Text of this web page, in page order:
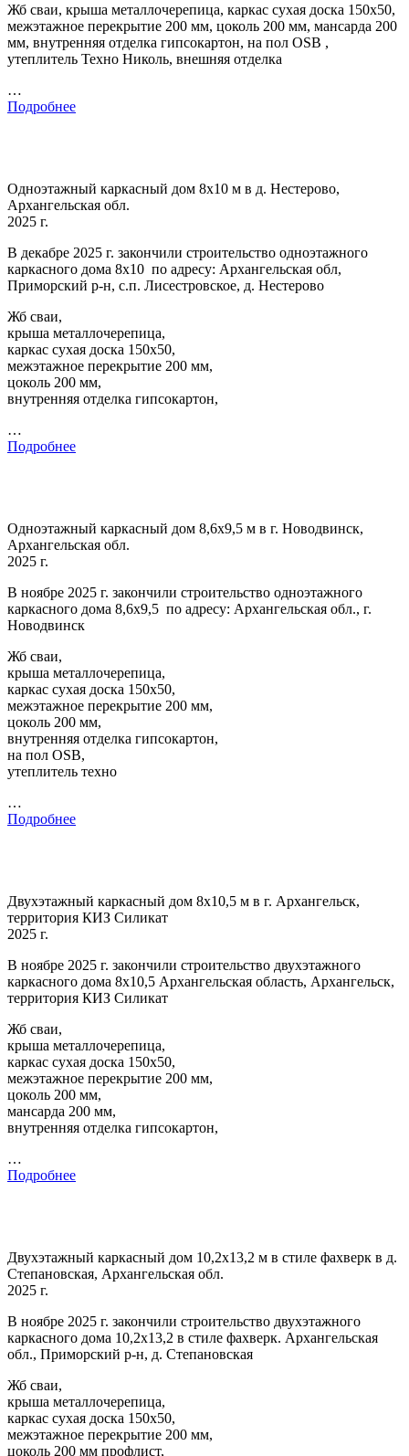
Жб сваи, крыша металлочерепица, каркас сухая доска 150х50,
межэтажное перекрытие 200 мм, цоколь 200 мм, мансарда 200
мм, внутренняя отделка гипсокартон, на пол OSB ,
утеплитель Техно Николь, внешняя отделка
…
Подробнее
Одноэтажный каркасный дом 8х10 м в д. Нестерово,
Архангельская обл.
2025 г.
В декабре 2025 г. закончили строительство одноэтажного
каркасного дома 8х10 по адресу: Архангельская обл,
Приморский р-н, с.п. Лисестровское, д. Нестерово
Жб сваи,
крыша металлочерепица,
каркас сухая доска 150х50,
межэтажное перекрытие 200 мм,
цоколь 200 мм,
внутренняя отделка гипсокартон,
…
Подробнее
Одноэтажный каркасный дом 8,6х9,5 м в г. Новодвинск,
Архангельская обл.
2025 г.
В ноябре 2025 г. закончили строительство одноэтажного
каркасного дома 8,6х9,5 по адресу: Архангельская обл., г.
Новодвинск
Жб сваи,
крыша металлочерепица,
каркас сухая доска 150х50,
межэтажное перекрытие 200 мм,
цоколь 200 мм,
внутренняя отделка гипсокартон,
на пол OSB,
утеплитель техно
…
Подробнее
Двухэтажный каркасный дом 8х10,5 м в г. Архангельск,
территория КИЗ Силикат
2025 г.
В ноябре 2025 г. закончили строительство двухэтажного
каркасного дома 8х10,5 Архангельская область, Архангельск,
территория КИЗ Силикат
Жб сваи,
крыша металлочерепица,
каркас сухая доска 150х50,
межэтажное перекрытие 200 мм,
цоколь 200 мм,
мансарда 200 мм,
внутренняя отделка гипсокартон,
…
Подробнее
Двухэтажный каркасный дом 10,2х13,2 м в стиле фахверк в д.
Степановская, Архангельская обл.
2025 г.
В ноябре 2025 г. закончили строительство двухэтажного
каркасного дома 10,2х13,2 в стиле фахверк. Архангельская
обл., Приморский р-н, д. Степановская
Жб сваи,
крыша металлочерепица,
каркас сухая доска 150х50,
межэтажное перекрытие 200 мм,
цоколь 200 мм профлист,